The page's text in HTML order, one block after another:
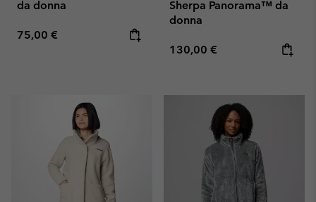
da donna
Regular price:
75,00 €
Sherpa Panorama™ da
donna
Regular price:
130,00 €